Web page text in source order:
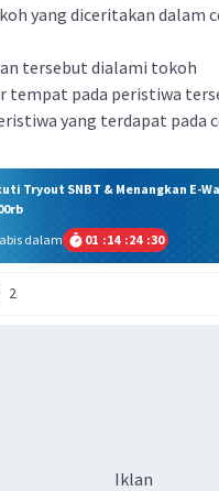
yang diceritakan dalam
tersebut dialami tokoh
tempat pada peristiwa
yang terdapat pada
Tryout SNBT & Menangkan E-
dalam
01 :14 :24 :30
2
Iklan